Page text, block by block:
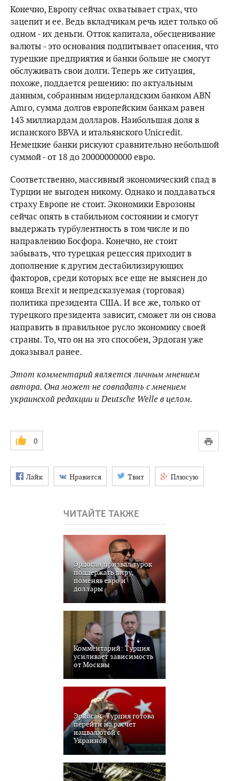
Конечно, Европу сейчас охватывает страх, что
зацепит и ее. Ведь вкладчикам речь идет только об
одном - их деньги. Отток капитала, обесценивание
валюты - это основания подпитывает опасения, что
турецкие предприятия и банки больше не смогут
обслуживать свои долги. Теперь же ситуация,
похоже, поддается решению: по актуальным
данным, собранным нидерландским банком ABN
Amro, сумма долгов европейским банкам равен
143 миллиардам долларов. Наибольшая доля в
испанского BBVA и итальянского Unicredit.
Немецкие банки рискуют сравнительно небольшой
суммой - от 18 до 20000000000 евро.
Соответственно, массивный экономический спад в
Турции не выгоден никому. Однако и поддаваться
страху Европе не стоит. Экономики Еврозоны
сейчас опять в стабильном состоянии и смогут
выдержать турбулентность в том числе и по
направлению Босфора. Конечно, не стоит
забывать, что турецкая рецессия приходит в
дополнение к другим дестабилизирующих
факторов, среди которых все еще не выяснен до
конца Brexit и непредсказуемая (торговая)
политика президента США. И все же, только от
турецкого президента зависит, сможет ли он снова
направить в правильное русло экономику своей
страны. То, что он на это способен, Эрдоган уже
доказывал ранее.
Этот комментарий является личным мнением
автора. Она может не совпадать с мнением
украинской редакции и Deutsche Welle в целом.
0
Лайк Нравится Твит Плюсую
ЧИТАЙТЕ ТАКЖЕ
Эрдоган призвал турок
поддержать лиру,
поменяв евро и
доллары
Комментарий: Турция
усиливает зависимость
от Москвы
Эрдоган: Турция готова
перейти на расчет
нацвалютой с
Украиной